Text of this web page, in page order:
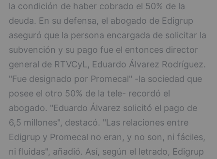
la condición de haber cobrado el 50% de la
deuda. En su defensa, el abogado de Edigrup
aseguró que la persona encargada de solicitar la
subvención y su pago fue el entonces director
general de RTVCyL, Eduardo Álvarez Rodríguez.
"Fue designado por Promecal" -la sociedad que
posee el otro 50% de la tele- recordó el
abogado. "Eduardo Álvarez solicitó el pago de
6,5 millones", destacó. "Las relaciones entre
Edigrup y Promecal no eran, y no son, ni fáciles,
ni fluidas", añadió. Así, según el letrado, Edigrup